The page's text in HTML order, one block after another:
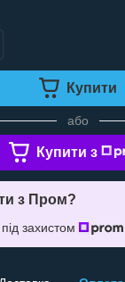
Купити
або
Купити з
з Пром?
захистом